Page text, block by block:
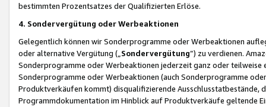
bestimmten Prozentsatzes der Qualifizierten Erlöse.
4. Sondervergütung oder Werbeaktionen
Gelegentlich können wir Sonderprogramme oder Werbeaktionen
oder alternative Vergütung („ Sondervergütung”) zu verdienen.
Sonderprogramme oder Werbeaktionen jederzeit ganz oder
Sonderprogramme oder Werbeaktionen (auch Sonderprogramme
Produktverkäufen kommt) disqualifizierende Ausschlusstatbestände,
Programmdokumentation im Hinblick auf Produktverkäufe geltende